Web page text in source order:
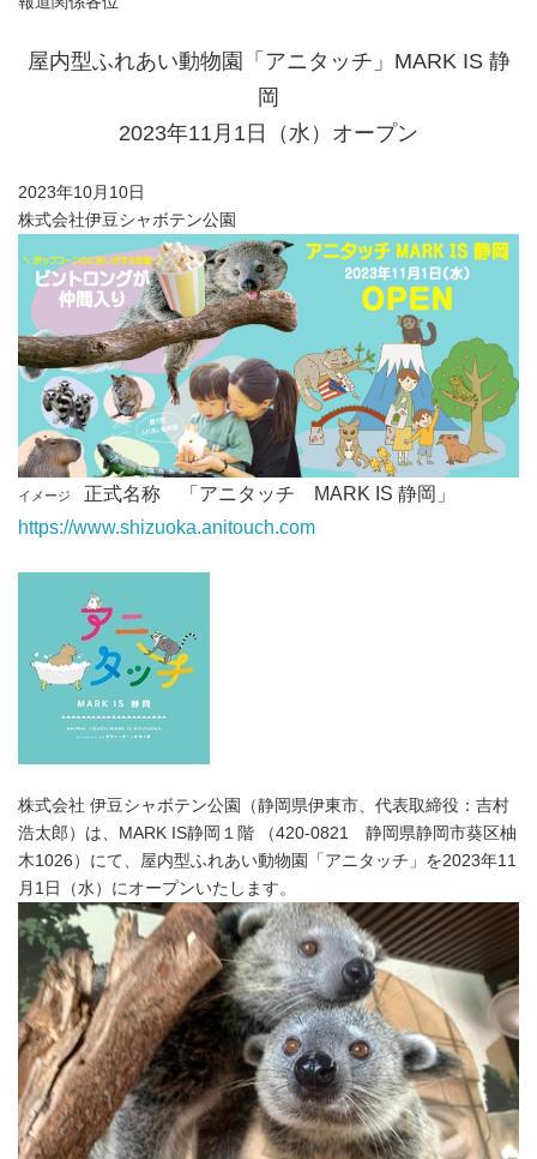
屋内型ふれあい動物園「アニタッチ」MARK IS 静
岡
2023年11月1日（水）オープン
2023年10月10日
株式会社伊豆シャボテン公園
イメージ 正式名称 「アニタッチ MARK IS 静岡」
https://www.shizuoka.anitouch.com
株式会社 伊豆シャボテン公園（静岡県伊東市、代表取締役：吉村
浩太郎）は、MARK IS静岡１階 （420-0821 静岡県静岡市葵区柚
木1026）にて、屋内型ふれあい動物園「アニタッチ」を2023年11
月1日（水）にオープンいたします。